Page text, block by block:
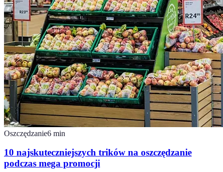
Oszczędzanie6 min
10 najskuteczniejszych trików na oszczędzanie
podczas mega promocji